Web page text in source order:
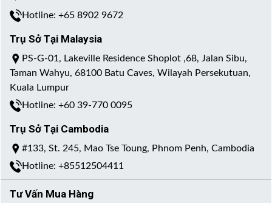
Hotline: +65 8902 9672
Trụ Sở Tại Malaysia
PS-G-01, Lakeville Residence Shoplot ,68, Jalan Sibu,
Taman Wahyu, 68100 Batu Caves, Wilayah Persekutuan,
Kuala Lumpur
Hotline: +60 39-770 0095
Trụ Sở Tại Cambodia
#133, St. 245, Mao Tse Toung, Phnom Penh, Cambodia
Hotline: +85512504411
Tư Vấn Mua Hàng